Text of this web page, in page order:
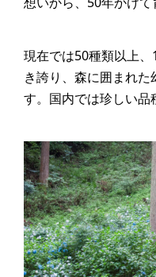
現在では50種類以上
き誇り、森に囲まれた
す。国内では珍しい品